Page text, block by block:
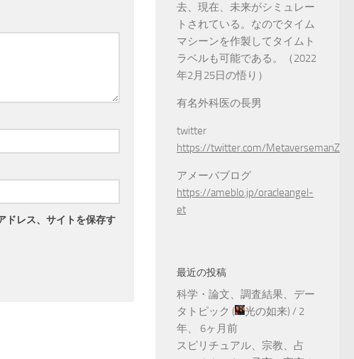
ドレス、サイトを保存す
去、現在、未来がシミュレー
トされている。なのでタイム
マシーンを作製してタイムト
ラベルも可能である。（2022
年2月25日の悟り）
有名外科医の長男
twitter
https://twitter.com/MetaversemanZ
アメーバブログ
https://ameblo.jp/oracleangel-
et
最近の投稿
科学・論文、調査結果、デー
タトピック ( 光の如来) / 2
年、 6ヶ月前
スピリチュアル、宗教、占